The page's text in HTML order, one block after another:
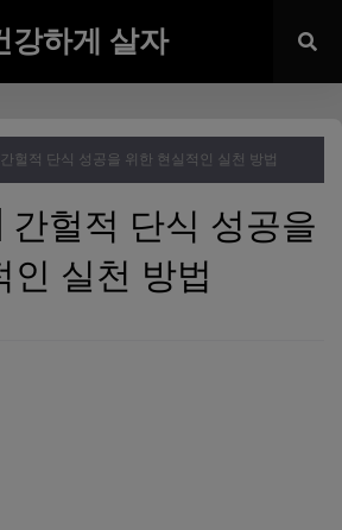
강하게 살자
헐적 단식 성공을 위한 현실적인 실천 방법
간헐적 단식 성공을
인 실천 방법